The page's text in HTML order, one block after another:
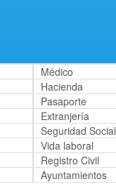
Médico
Hacienda
Pasaporte
Extranjería
Seguridad Social
Vida laboral
Registro Civil
Ayuntamientos